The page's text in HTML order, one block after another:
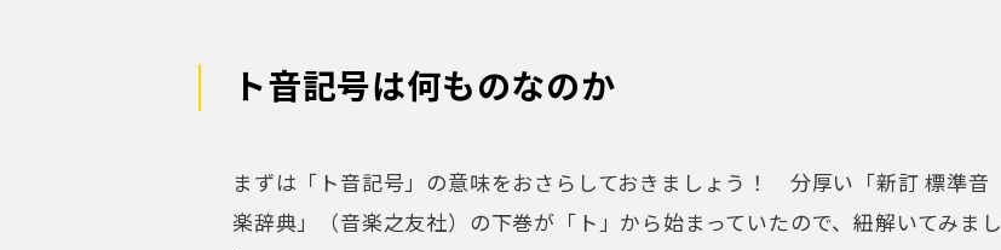
ト音記号は何ものなのか
まずは「ト音記号」の意味をおさらしておきましょう！ 分厚い「新訂 標準音
楽辞典」（音楽之友社）の下巻が「ト」から始まっていたので、紐解いてみまし